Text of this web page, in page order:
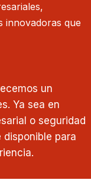
innovadoras que
un
Ya sea en
o seguridad
para